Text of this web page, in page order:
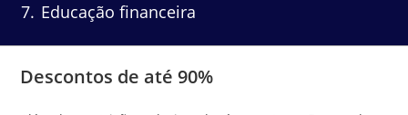
7 Educação financeira
Descontos de até 90%